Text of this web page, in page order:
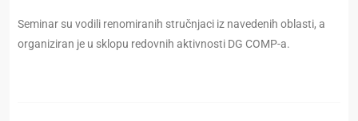
Seminar su vodili renomiranih stručnjaci iz navedenih oblasti, a
organiziran je u sklopu redovnih aktivnosti DG COMP-a.